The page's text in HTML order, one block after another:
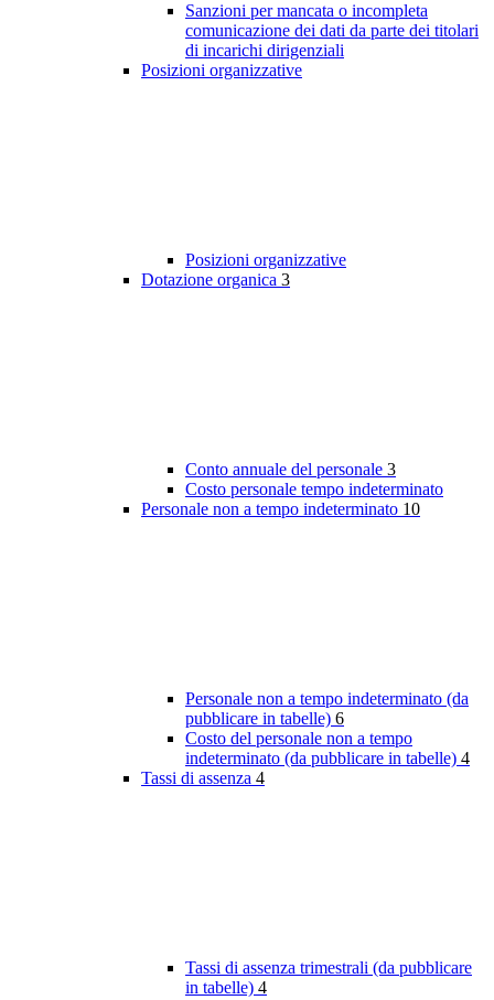
Sanzioni per mancata o incompleta
comunicazione dei dati da parte dei titolari
di incarichi dirigenziali
Posizioni organizzative
Posizioni organizzative
Dotazione organica 3
Conto annuale del personale 3
Costo personale tempo indeterminato
Personale non a tempo indeterminato 10
Personale non a tempo indeterminato (da
pubblicare in tabelle) 6
Costo del personale non a tempo
indeterminato (da pubblicare in tabelle) 4
Tassi di assenza 4
Tassi di assenza trimestrali (da pubblicare
in tabelle) 4